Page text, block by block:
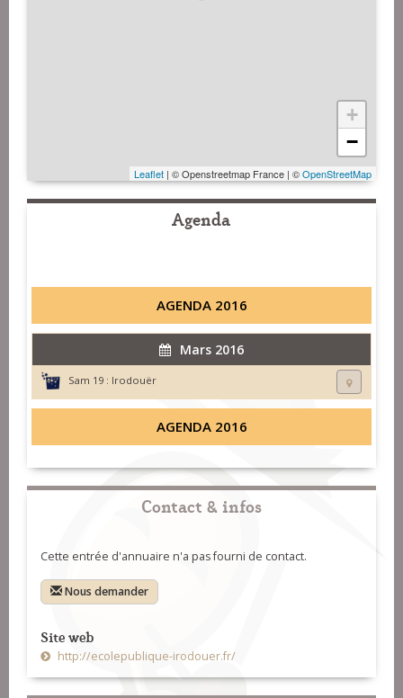
+
−
Leaflet | © Openstreetmap France | ©OpenStreetMap
Agenda
AGENDA 2016
Mars 2016
Sam 19 : Irodouër
AGENDA 2016
Contact & infos
Cette entrée d'annuaire n'a pas fourni de contact.
Nous demander
Site web
http://ecolepublique-irodouer.fr/